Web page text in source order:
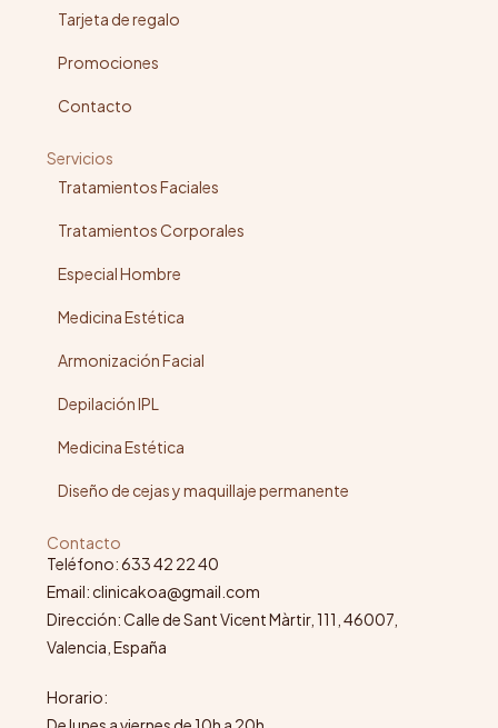
Tarjeta de regalo
Promociones
Contacto
Servicios
Tratamientos Faciales
Tratamientos Corporales
Especial Hombre
Medicina Estética
Armonización Facial
Depilación IPL
Medicina Estética
Diseño de cejas y maquillaje permanente
Contacto
Teléfono: 633 42 22 40
Email: clinicakoa@gmail.com
Dirección: Calle de Sant Vicent Màrtir, 111, 46007,
Valencia, España
Horario: